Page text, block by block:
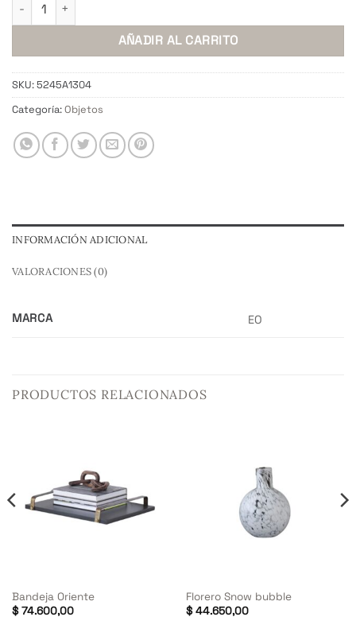
AÑADIR AL CARRITO
SKU:5245A1304
Categoría:Objetos
INFORMACIÓN ADICIONAL
VALORACIONES (0)
MARCA EO
PRODUCTOS RELACIONADOS
Bandeja Oriente
$74.600,00
Florero Snow bubble
$44.650,00